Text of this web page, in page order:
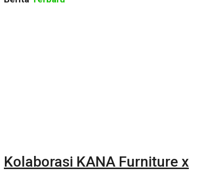
Kolaborasi KANA Furniture x